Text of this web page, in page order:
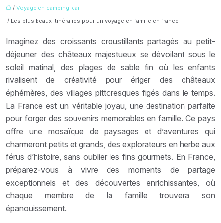
/ Voyage en camping-car
/ Les plus beaux itinéraires pour un voyage en famille en france
Imaginez des croissants croustillants partagés au petit-
déjeuner, des châteaux majestueux se dévoilant sous le
soleil matinal, des plages de sable fin où les enfants
rivalisent de créativité pour ériger des châteaux
éphémères, des villages pittoresques figés dans le temps.
La France est un véritable joyau, une destination parfaite
pour forger des souvenirs mémorables en famille. Ce pays
offre une mosaïque de paysages et d’aventures qui
charmeront petits et grands, des explorateurs en herbe aux
férus d’histoire, sans oublier les fins gourmets. En France,
préparez-vous à vivre des moments de partage
exceptionnels et des découvertes enrichissantes, où
chaque membre de la famille trouvera son
épanouissement.